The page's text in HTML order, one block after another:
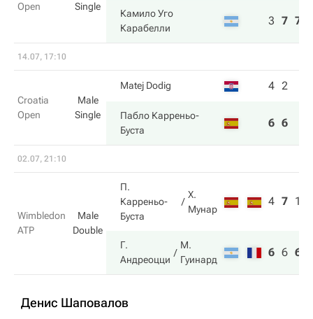
Open
Single
Камило Уго
Карабелли
3 7 7
14.07, 17:10
Croatia
Open
Male
Single
Matej Dodig 4 2
Пабло Карреньо-
Буста
6 6
02.07, 21:10
Wimbledon
ATP
Male
Double
П.
Карреньо-
Буста
Х.
Мунар
4 7 1
Г.
Андреоцци
М.
Гуинард
6 6 6
Денис Шаповалов